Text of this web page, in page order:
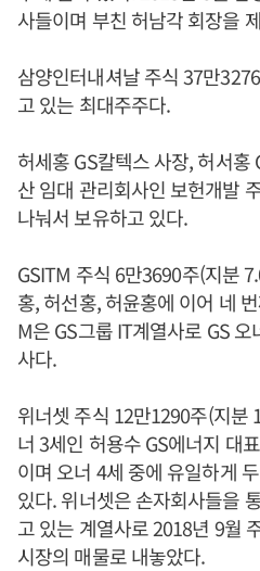
사들이며 부친 허남각 회장을
삼양인터내셔날 주식 37만
고 있는 최대주주다.
허세홍 GS칼텍스 사장, 허서
산 임대 관리회사인 보헌개발
나눠서 보유하고 있다.
GSITM 주식 6만3690주(지분
홍, 허선홍, 허윤홍에 이어 네
M은 GS그룹 IT계열사로 GS
사다.
위너셋 주식 12만1290주(지분
너 3세인 허용수 GS에너지 대
이며 오너 4세 중에 유일하게
있다. 위너셋은 손자회사들을
고 있는 계열사로 2018년 9월
시장의 매물로 내놓았다.